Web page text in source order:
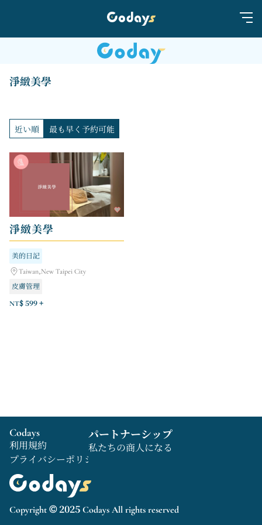
淨緻美學
近い順 最も早く予約可能
淨緻美學
美的日記
Taiwan,New Taipei City
皮膚管理
NT$ 599 +
Copyright © 2025 Codays All rights reserved
Codays
利用規約
プライバシーポリシー
パートナーシップ
私たちの商人になる